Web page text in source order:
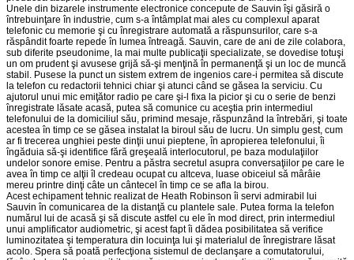
Unele din bizarele instrumente electronice concepute de Sauvin îşi găsiră o
întrebuinţare în industrie, cum s-a întâmplat mai ales cu complexul aparat
telefonic cu memorie şi cu înregistrare automată a răspunsurilor, care s-a
răspândit foarte repede în lumea întreagă. Sauvin, care de ani de zile colabora,
sub diferite pseudonime, la mai multe publicaţii specializate, se dovedise totuşi
un om prudent şi avusese grijă să-şi menţină în permanenţă şi un loc de muncă
stabil. Pusese la punct un sistem extrem de ingenios care-i permitea să discute
la telefon cu redactorii tehnici chiar şi atunci când se găsea la serviciu. Cu
ajutorul unui mic emiţător radio pe care şi-l fixa la picior şi cu o serie de benzi
înregistrate lăsate acasă, putea să comunice cu aceştia prin intermediul
telefonului de la domiciliul său, primind mesaje, răspunzând la întrebări, şi toate
acestea în timp ce se găsea instalat la biroul său de lucru. Un simplu gest, cum
ar fi trecerea unghiei peste dinţii unui pieptene, în apropierea telefonului, îi
îngăduia să-şi identifice fără greşeală interlocutorul, pe baza modulaţiilor
undelor sonore emise. Pentru a păstra secretul asupra conversaţiilor pe care le
avea în timp ce alţii îl credeau ocupat cu altceva, luase obiceiul să mârâie
mereu printre dinţi câte un cântecel în timp ce se afla la birou.
Acest echipament tehnic realizat de Heath Robinson îi servi admirabil lui
Sauvin în comunicarea de la distanţă cu plantele sale. Putea forma la telefon
numărul lui de acasă şi să discute astfel cu ele în mod direct, prin intermediul
unui amplificator audiometric, şi acest fapt îi dădea posibilitatea să verifice
luminozitatea şi temperatura din locuinţa lui şi materialul de înregistrare lăsat
acolo. Spera să poată perfecţiona sistemul de declanşare a comutatorului,